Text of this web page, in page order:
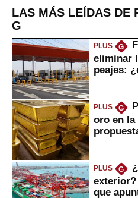
LAS MÁS LEÍDAS DE
G
PLUS G
eliminar
peajes:
PLUS G
oro en la
PLUS G
exterior?
que